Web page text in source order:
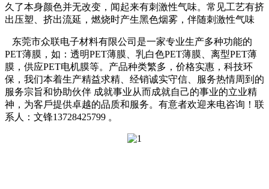
久了本身颜色并无改变，闻起来有刺激性气味。常见工艺有挤
出压塑、挤出流延，燃烧时产生黑色烟雾，伴随刺激性气味
东莞市众联电子材料有限公司是一家专业生产多种功能的
PET薄膜，如：透明PET薄膜、乳白色PET薄膜、离型PET薄
膜，供应PET电机膜等。产品种类繁多，价格实惠，科技环
保，我们本着生产精益求精、经销诚实守信、服务热情周到的
服务宗旨和协助伙伴 成就事业从而成就自己的事业的立业精
神，为客戶提供卓越的品质和服务。有意者欢迎来电咨询！联
系人：文锋13728425799 。